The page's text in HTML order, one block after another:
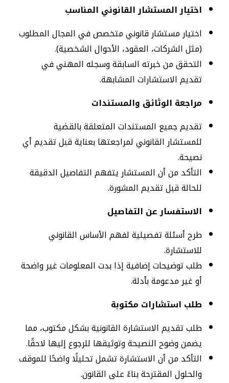
اختيار المستشار القانوني المناسب
اختيار مستشار قانوني متخصص في المجال المطلوب
(مثل الشركات، العقود، الأحوال الشخصية).
التحقق من خبرته السابقة وسجله المهني في
تقديم الاستشارات المشابهة.
مراجعة الوثائق والمستندات
تقديم جميع المستندات المتعلقة بالقضية
للمستشار القانوني لمراجعتها بعناية قبل تقديم أي
نصيحة.
التأكد من أن المستشار يتفهم التفاصيل الدقيقة
للحالة قبل تقديم المشورة.
الاستفسار عن التفاصيل
طرح أسئلة تفصيلية لفهم الأساس القانوني
للاستشارة.
طلب توضيحات إضافية إذا بدت المعلومات غير واضحة
أو غير مدعومة بأدلة.
طلب استشارات مكتوبة
طلب تقديم الاستشارة القانونية بشكل مكتوب، مما
يضمن وضوح النصيحة وتوثيقها للرجوع إليها لاحقًا.
التأكد من أن الاستشارة تشمل تحليلًا واضحًا للموقف
والحلول المقترحة بناءً على القانون.